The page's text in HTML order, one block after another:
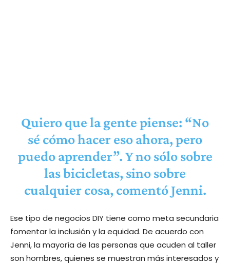
Quiero que la gente piense: “No
sé cómo hacer eso ahora, pero
puedo aprender”. Y no sólo sobre
las bicicletas, sino sobre
cualquier cosa, comentó Jenni.
Ese tipo de negocios DIY tiene como meta secundaria
fomentar la inclusión y la equidad. De acuerdo con
Jenni, la mayoría de las personas que acuden al taller
son hombres, quienes se muestran más interesados y